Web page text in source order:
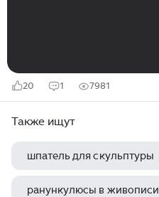
20 1 7981
Также ищут
шпатель для скульптуры
ранункулюсы в живописи